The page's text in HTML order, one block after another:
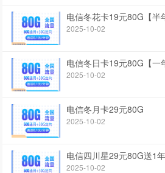
电信冬花卡19元80G【半
2025-10-02
电信冬日卡19元80G【一
2025-10-02
电信冬月卡29元80G
2025-10-02
电信四川星29元80G送1
2025-10-02